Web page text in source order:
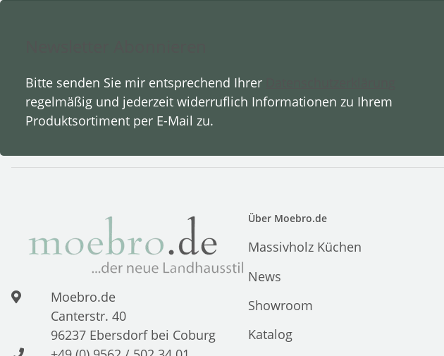
Bitte senden Sie mir entsprechend Ihrer
regelmäßig und jederzeit widerruflich Informationen zu Ihrem
Produktsortiment per E-Mail zu.
Moebro.de
Canterstr. 40
96237 Ebersdorf bei Coburg
Über Moebro.de
Massivholz Küchen
News
Showroom
Katalog